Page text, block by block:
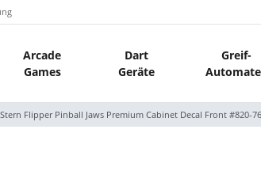
Arcade
Games
Dart
Geräte
Greif-
Stern Flipper Pinball Jaws Premium Cabinet Decal Front #820-